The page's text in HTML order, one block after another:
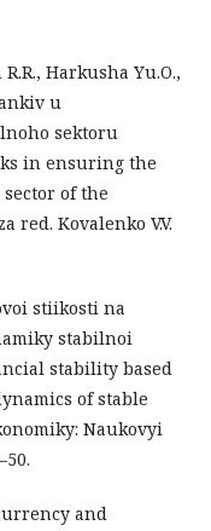
Harkusha Yu.O.,
u
sektoru
in ensuring the
of the
red. Kovalenko V.V.
stiikosti na
stabilnoi
stability based
of stable
Naukovyi
and